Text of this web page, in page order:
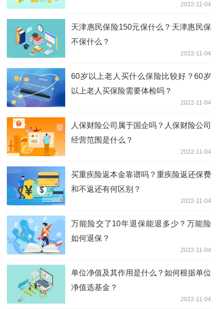
2022-11-04
天津惠民保险150元保什么？天津惠民保
不保什么？
2022-11-04
60岁以上老人买什么保险比较好？60岁
以上老人买保险需要体检吗？
2022-11-04
人保财险公司属于国企吗？人保财险公司
经营范围是什么？
2022-11-04
买重疾险返本金靠谱吗？重疾险返还保费
和不返还有何区别？
2022-11-04
万能险交了10年退保能退多少？万能险
如何退保？
2022-11-04
单位净值及其作用是什么？如何根据单位
净值选基金？
2022-11-04